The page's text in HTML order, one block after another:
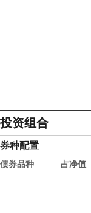
投资组合
券种配置
债券品种 占净值